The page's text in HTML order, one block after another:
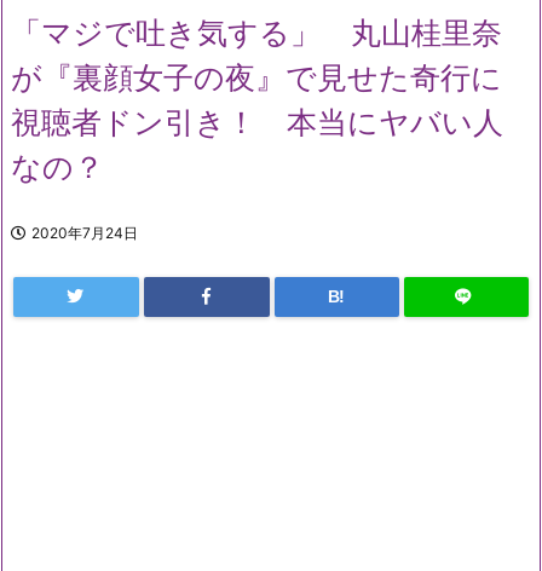
「マジで吐き気する」 丸山桂里奈
が『裏顔女子の夜』で見せた奇行に
視聴者ドン引き！ 本当にヤバい人
なの？
2020年7月24日
B!